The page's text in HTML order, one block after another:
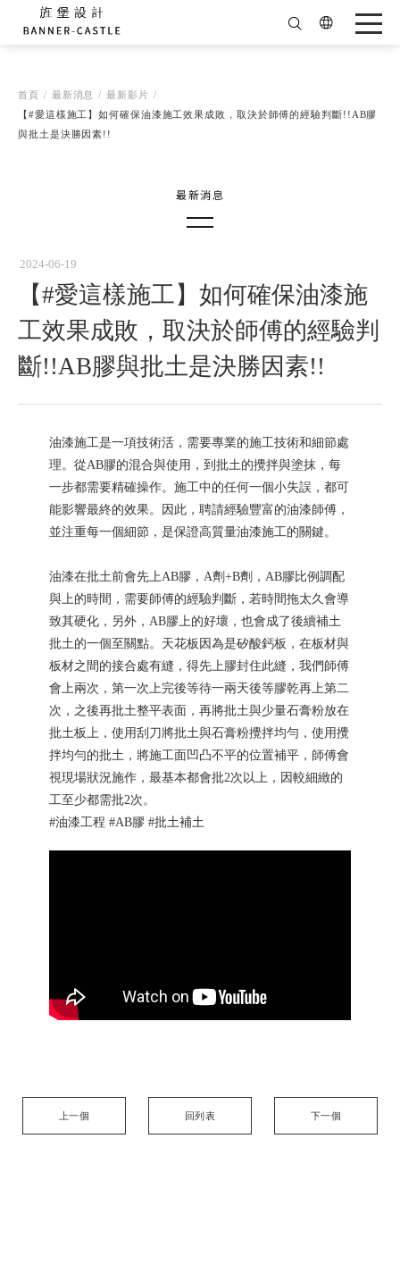
首頁 最新消息
最新影片
【#愛這樣施工】如何確保油漆施工效果成敗，取決於師傅的經驗判斷!!AB膠
與批土是決勝因素!!
最新消息 杯杯的觀點
ALL
2024-06-19
【#愛這樣施工】如何確保油漆施
工效果成敗，取決於師傅的經驗判
斷!!AB膠與批土是決勝因素!!
油漆施工是一項技術活，需要專業的施工技術和細節處
理。從AB膠的混合與使用，到批土的攪拌與塗抹，每
一步都需要精確操作。施工中的任何一個小失誤，都可
能影響最終的效果。因此，聘請經驗豐富的油漆師傅，
並注重每一個細節，是保證高質量油漆施工的關鍵。
油漆在批土前會先上AB膠，A劑+B劑，AB膠比例調配
與上的時間，需要師傅的經驗判斷，若時間拖太久會導
致其硬化，另外，AB膠上的好壞，也會成了後續補土
批土的一個至關點。天花板因為是矽酸鈣板，在板材與
板材之間的接合處有縫，得先上膠封住此縫，我們師傅
會上兩次，第一次上完後等待一兩天後等膠乾再上第二
次，之後再批土整平表面，再將批土與少量石膏粉放在
批土板上，使用刮刀將批土與石膏粉攪拌均勻，使用攪
拌均勻的批土，將施工面凹凸不平的位置補平，師傅會
視現場狀況施作，最基本都會批2次以上，因較細緻的
工至少都需批2次。
#油漆工程 #AB膠 #批土補土
上一個 回列表 下一個